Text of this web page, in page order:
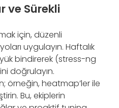
ve Sürekli
için, düzenli
uygulayın. Haftalık
bindirerek (stress-ng
doğrulayın.
örneğin, heatmap’ler ile
Bu, ekiplerin